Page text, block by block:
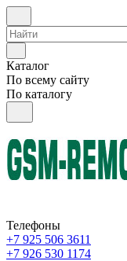
Каталог
По всему сайту
По каталогу
Телефоны
+7 925 506 3611
+7 926 530 1174